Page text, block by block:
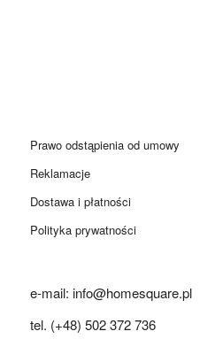
Prawo odstąpienia od umowy
Reklamacje
Dostawa i płatności
Polityka prywatności
e-mail: info@homesquare.pl
tel. (+48) 502 372 736